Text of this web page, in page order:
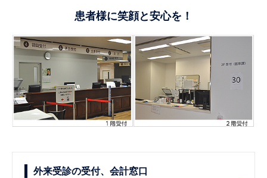
患者様に笑顔と安心を！
外来受診の受付、会計窓口